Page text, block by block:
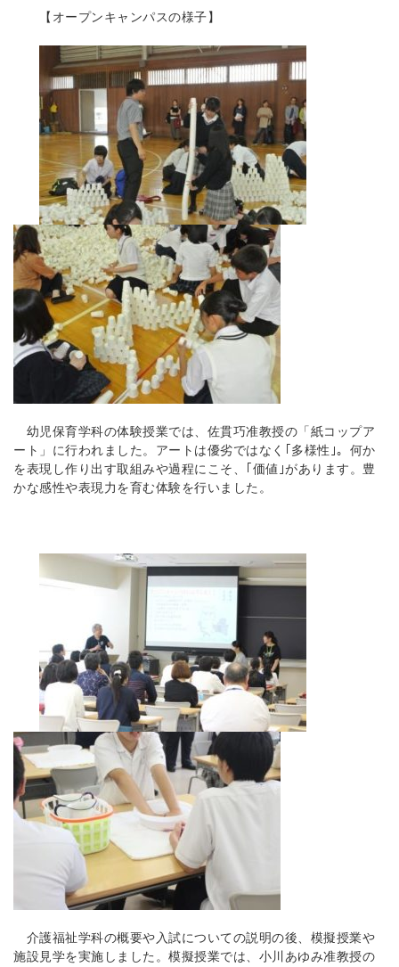
【オープンキャンパスの様子】
幼児保育学科の体験授業では、佐貫巧准教授の「紙コップア
ート」に行われました。アートは優劣ではなく｢多様性｣。何か
を表現し作り出す取組みや過程にこそ、｢価値｣があります。豊
かな感性や表現力を育む体験を行いました。
介護福祉学科の概要や入試についての説明の後、模擬授業や
施設見学を実施しました。模擬授業では、小川あゆみ准教授の